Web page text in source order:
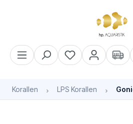
Korallen LPS Korallen